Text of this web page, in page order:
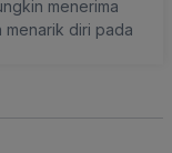
menerima
menarik diri pada